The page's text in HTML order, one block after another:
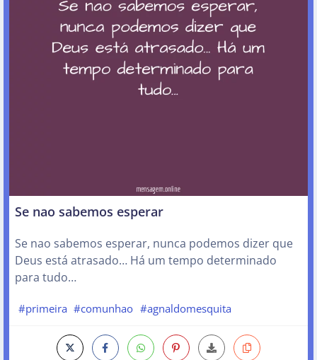
Se nao sabemos esperar
Se nao sabemos esperar, nunca podemos dizer que
Deus está atrasado… Há um tempo determinado
para tudo…
#primeira #comunhao #agnaldomesquita